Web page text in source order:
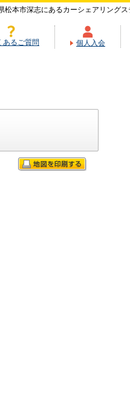
本市深志にあるカーシェアリングス
あるご質問 個人入会